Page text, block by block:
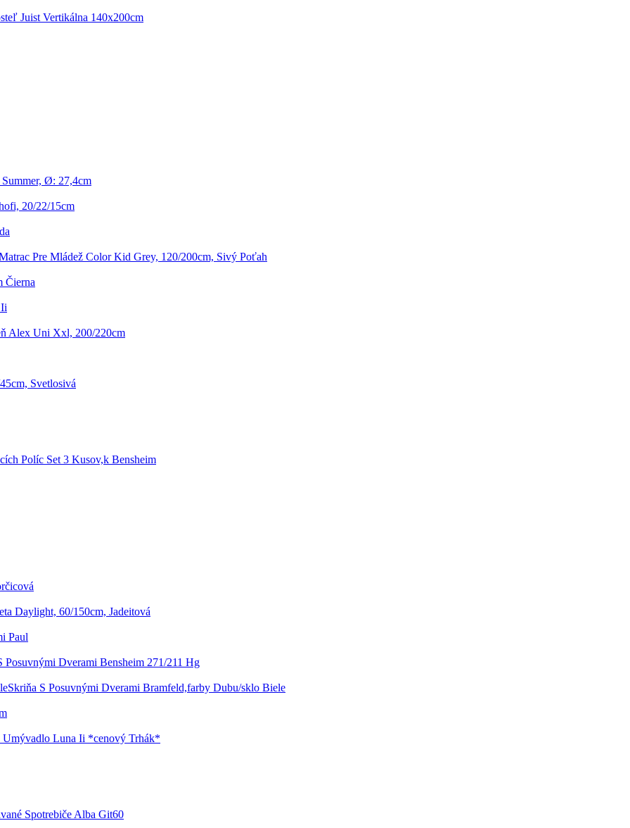
Juist Vertikálna 140x200cm
Ø: 27,4cm
20/22/15cm
Pre Mládež Color Kid Grey, 120/200cm, Sivý Poťah
Čierna
Alex Uni Xxl, 200/220cm
Svetlosivá
Políc Set 3 Kusov,k Bensheim
Daylight, 60/150cm, Jadeitová
Paul
Posuvnými Dverami Bensheim 271/211 Hg
Skriňa S Posuvnými Dverami Bramfeld,farby Dubu/sklo Biele
Umývadlo Luna Ii *cenový Trhák*
Spotrebiče Alba Git60